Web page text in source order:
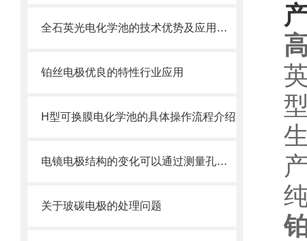
全石英光电化学池的技术优势及应用场景
铂丝电极优良的特性行业应用
H型可换膜电化学池的具体操作流程介绍
电镜电极结构的变化可以通过测量孔隙率或比表面积等方法测量
关于玻碳电极的处理问题